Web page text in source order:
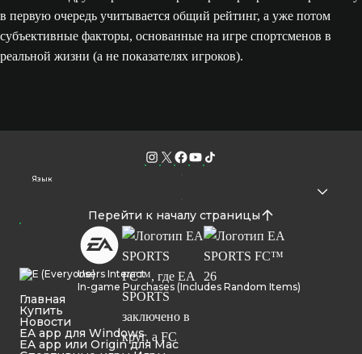
в первую очередь учитывается общий рейтинг, а уже потом
субъективные факторы, основанные на игре спортсменов в
реальной жизни (а не показателях игроков).
Язык
Перейти к началу страницы
Users Interact
In-game Purchases (Includes Random Items)
Главная
Купить
Новости
EA app для Windows
EA app или Origin для Mac